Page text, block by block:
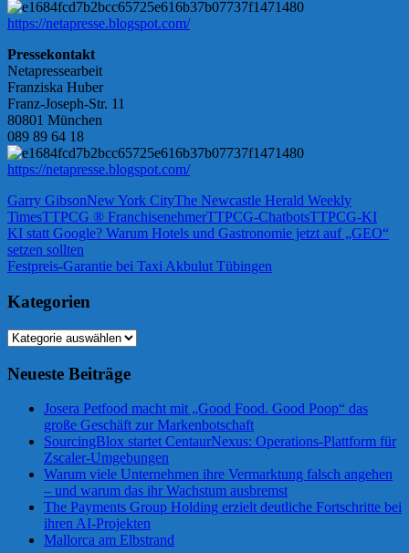
https://netapresse.blogspot.com/
Pressekontakt
Netapressearbeit
Franziska Huber
Franz-Joseph-Str. 11
80801 München
089 89 64 18
https://netapresse.blogspot.com/
Garry GibsonNew York CityThe Newcastle Herald Weekly
TimesTTPCG ® FranchisenehmerTTPCG-ChatbotsTTPCG-KI
Beitragsnavigation
Vorheriger
Beitrag:
KI statt Google? Warum Hotels und Gastronomie jetzt auf „GEO“
setzen sollten
Nächster
Festpreis-Garantie bei Taxi Akbulut Tübingen
Kategorien
Kategorien
Neueste Beiträge
Josera Petfood macht mit „Good Food. Good Poop“ das
große Geschäft zur Markenbotschaft
SourcingBlox startet CentaurNexus: Operations-Plattform für
Zscaler-Umgebungen
Warum viele Unternehmen ihre Vermarktung falsch angehen
– und warum das ihr Wachstum ausbremst
The Payments Group Holding erzielt deutliche Fortschritte bei
ihren AI-Projekten
Mallorca am Elbstrand